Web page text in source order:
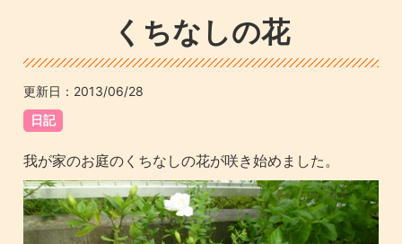
くちなしの花
更新日： 2013/06/28
日記
我が家のお庭のくちなしの花が咲き始めました。